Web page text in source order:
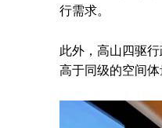
行需求。
此外，高山四驱
高于同级的空间